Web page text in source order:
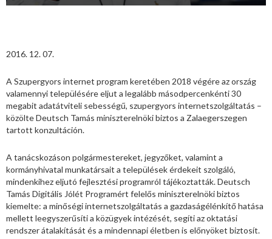
2016. 12. 07.
A Szupergyors internet program keretében 2018 végére az ország
valamennyi településére eljut a legalább másodpercenkénti 30
megabit adatátviteli sebességű, szupergyors internetszolgáltatás –
közölte Deutsch Tamás miniszterelnöki biztos a Zalaegerszegen
tartott konzultáción.
A tanácskozáson polgármestereket, jegyzőket, valamint a
kormányhivatal munkatársait a települések érdekeit szolgáló,
mindenkihez eljutó fejlesztési programról tájékoztatták. Deutsch
Tamás Digitális Jólét Programért felelős miniszterelnöki biztos
kiemelte: a minőségi internetszolgáltatás a gazdaságélénkítő hatása
mellett leegyszerűsíti a közügyek intézését, segíti az oktatási
rendszer átalakítását és a mindennapi életben is előnyöket biztosít.